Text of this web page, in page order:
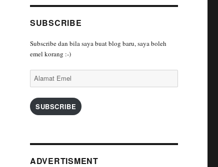
SUBSCRIBE
Subscribe dan bila saya buat blog baru, saya boleh
emel korang :-)
Alamat
Emel
SUBSCRIBE
ADVERTISMENT